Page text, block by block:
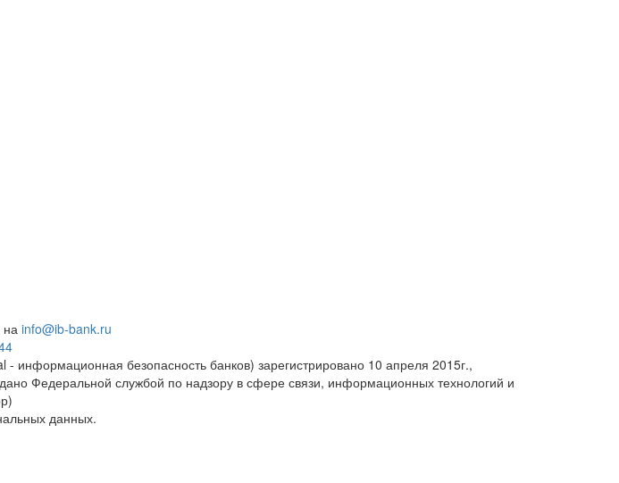
на info@ib-bank.ru
информационная безопасность банков) зарегистрировано 10 апреля 2015г.,
Федеральной службой по надзору в сфере связи, информационных технологий и
данных.